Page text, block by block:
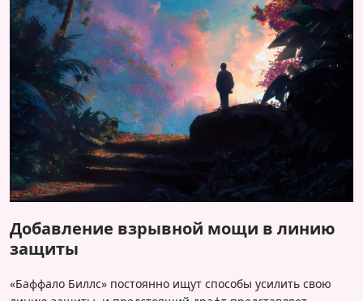
Добавление взрывной мощи в линию
защиты
«Баффало Биллс» постоянно ищут способы усилить свою